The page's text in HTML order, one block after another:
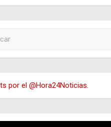
por el @Hora24Noticias.